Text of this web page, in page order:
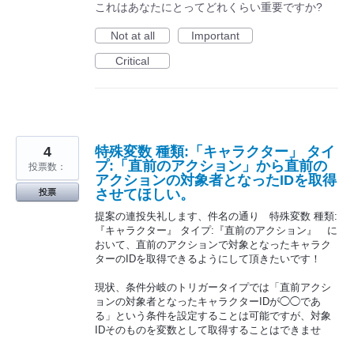
これはあなたにとってどれくらい重要ですか?
Not at all
Important
Critical
特殊変数 種類:「キャラクター」 タイ
プ:「直前のアクション」から直前の
アクションの対象者となったIDを取得
させてほしい。
提案の連投失礼します、件名の通り 特殊変数 種類:
『キャラクター』 タイプ:『直前のアクション』 に
おいて、直前のアクションで対象となったキャラク
ターのIDを取得できるようにして頂きたいです！
現状、条件分岐のトリガータイプでは「直前アクシ
ョンの対象者となったキャラクターIDが◯◯であ
る」という条件を設定することは可能ですが、対象
IDそのものを変数として取得することはできませ
4
投票数：
投票